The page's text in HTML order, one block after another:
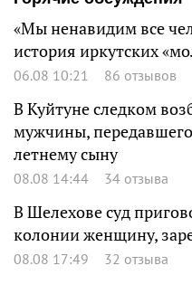
«Мы ненавидим все
история иркутских
06.08 10:21 86 отзывов
В Куйтуне следком
мужчины,
летнему сыну
08.08 14:44 34 отзыва
В Шелехове суд
колонии женщину,
08.08 17:49 32 отзыва